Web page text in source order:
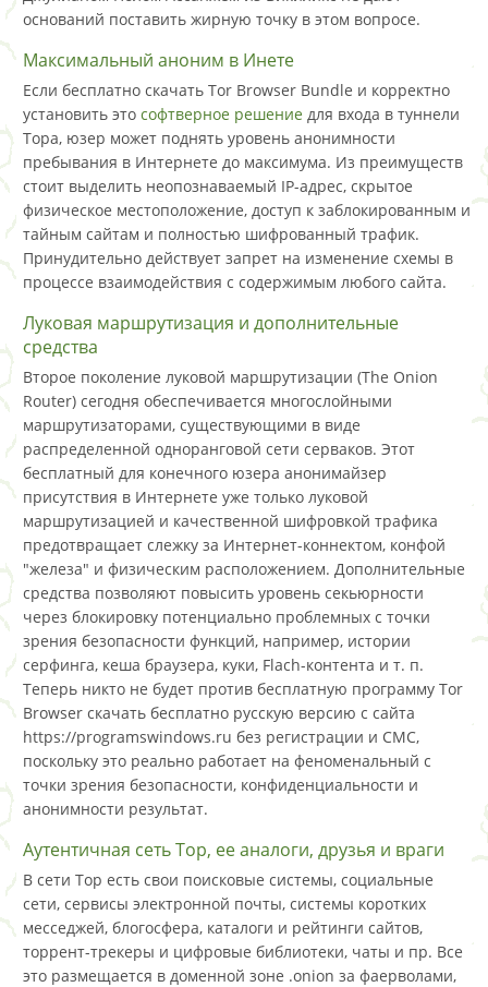
оснований поставить жирную точку в этом вопросе.
Максимальный аноним в Инете
Если бесплатно скачать Tor Browser Bundle и корректно
установить это софтверное решение для входа в туннели
Тора, юзер может поднять уровень анонимности
пребывания в Интернете до максимума. Из преимуществ
стоит выделить неопознаваемый IP-адрес, скрытое
физическое местоположение, доступ к заблокированным и
тайным сайтам и полностью шифрованный трафик.
Принудительно действует запрет на изменение схемы в
процессе взаимодействия с содержимым любого сайта.
Луковая маршрутизация и дополнительные
средства
Второе поколение луковой маршрутизации (The Onion
Router) сегодня обеспечивается многослойными
маршрутизаторами, существующими в виде
распределенной одноранговой сети серваков. Этот
бесплатный для конечного юзера анонимайзер
присутствия в Интернете уже только луковой
маршрутизацией и качественной шифровкой трафика
предотвращает слежку за Интернет-коннектом, конфой
"железа" и физическим расположением. Дополнительные
средства позволяют повысить уровень секьюрности
через блокировку потенциально проблемных с точки
зрения безопасности функций, например, истории
серфинга, кеша браузера, куки, Flach-контента и т. п.
Теперь никто не будет против бесплатную программу Tor
Browser скачать бесплатно русскую версию с сайта
https://programswindows.ru без регистрации и СМС,
поскольку это реально работает на феноменальный с
точки зрения безопасности, конфиденциальности и
анонимности результат.
Аутентичная сеть Тор, ее аналоги, друзья и враги
В сети Тор есть свои поисковые системы, социальные
сети, сервисы электронной почты, системы коротких
месседжей, блогосфера, каталоги и рейтинги сайтов,
торрент-трекеры и цифровые библиотеки, чаты и пр. Все
это размещается в доменной зоне .onion за фаерволами,